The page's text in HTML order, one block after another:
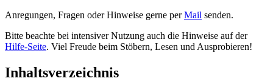
Anregungen, Fragen oder Hinweise gerne perMail senden.
Bitte beachte bei intensiver Nutzung auch die Hinweise auf der
Hilfe-Seite. Viel Freude beim Stöbern, Lesen und Ausprobieren!
Inhaltsverzeichnis